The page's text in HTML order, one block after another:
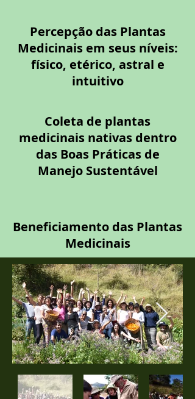
Percepção das Plantas
Medicinais em seus níveis:
físico, etérico, astral e
intuitivo
Coleta de plantas
medicinais nativas dentro
das Boas Práticas de
Manejo Sustentável
Beneficiamento das Plantas
Medicinais